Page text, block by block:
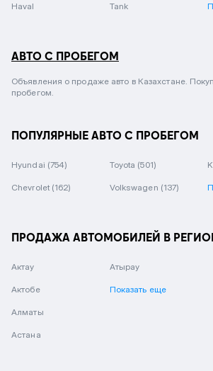
Haval Tank
АВТО С ПРОБЕГОМ
Объявления о продаже авто в Казахстане.
пробегом.
ПОПУЛЯРНЫЕ АВТО С ПРОБЕГОМ
Hyundai (754) Toyota (501)
Chevrolet (162) Volkswagen (137)
ПРОДАЖА АВТОМОБИЛЕЙ В
Актау
Актобе
Алматы
Астана
Атырау
Показать еще